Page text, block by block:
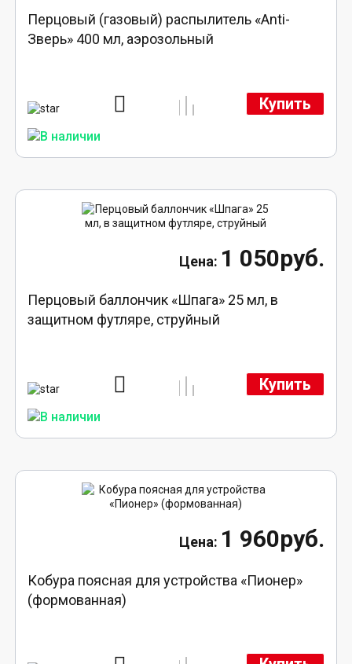
Перцовый (газовый) распылитель «Anti-
Зверь» 400 мл, аэрозольный
Купить
1 050руб.
Перцовый баллончик «Шпага» 25 мл, в
защитном футляре, струйный
Купить
1 960руб.
Кобура поясная для устройства «Пионер»
(формованная)